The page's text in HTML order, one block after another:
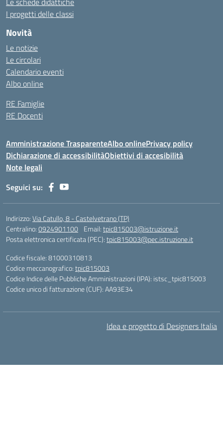
I progetti delle classi
Novità
Le notizie
Le circolari
Calendario eventi
Albo online
RE Famiglie
RE Docenti
Amministrazione TrasparenteAlbo onlinePrivacy policy
Dichiarazione di accessibilitàObiettivi di accesibilità
Note legali
Seguici su:
Indirizzo:Via Catullo, 8 - Castelvetrano (TP)
Centralino:0924901100 Email:tpic815003@istruzione.it
Posta elettronica certificata (PEC):tpic815003@pec.istruzione.it
Codice fiscale: 81000310813
Codice meccanografico:tpic815003
Codice Indice delle Pubbliche Amministrazioni (IPA): istsc_tpic815003
Codice unico di fatturazione (CUF): AA93E34
Idea e progetto di Designers Italia